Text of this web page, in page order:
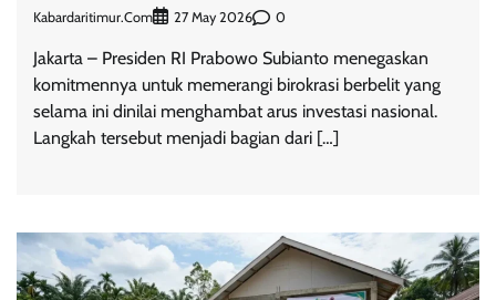
Kabardaritimur.com 27 May 2026 0
Jakarta – Presiden RI Prabowo Subianto menegaskan
komitmennya untuk memerangi birokrasi berbelit yang
selama ini dinilai menghambat arus investasi nasional.
Langkah tersebut menjadi bagian dari […]